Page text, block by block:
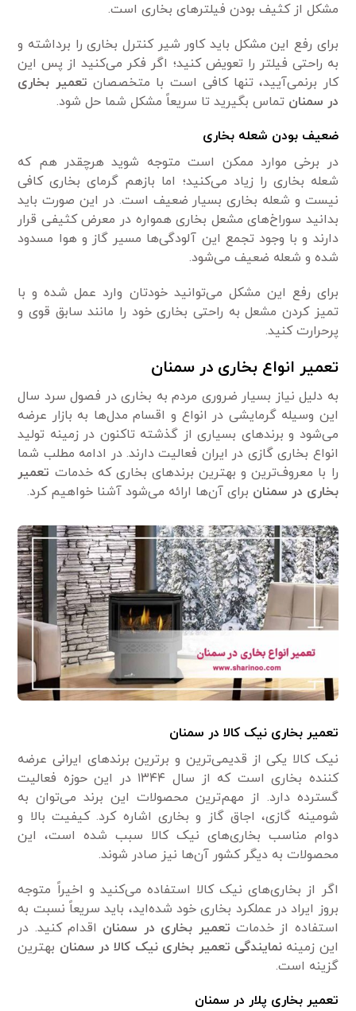
مشکل از کثیف بودن فیلتر‌های بخاری است.
برای رفع این مشکل باید کاور شیر کنترل بخاری را برداشته و
به راحتی فیلتر را تعویض کنید؛ اگر فکر می‌کنید از پس این
کار برنمی‌آیید، تنها کافی است با متخصصان تعمیر بخاری
در سمنان تماس بگیرید تا سریعاً مشکل شما حل شود.
ضعیف بودن شعله بخاری
در برخی موارد ممکن است متوجه شوید هرچقدر هم که
شعله بخاری را زیاد می‌کنید؛ اما بازهم گرمای بخاری کافی
نیست و شعله بخاری بسیار ضعیف است. در این صورت باید
بدانید سوراخ‌های مشعل بخاری همواره در معرض کثیفی قرار
دارند و با وجود تجمع این آلودگی‌ها مسیر گاز و هوا مسدود
شده و شعله ضعیف می‌شود.
برای رفع این مشکل می‌توانید خودتان وارد عمل شده و با
تمیز کردن مشعل به راحتی بخاری خود را مانند سابق قوی و
پرحرارت کنید.
تعمیر انواع بخاری در سمنان
به دلیل نیاز بسیار ضروری مردم به بخاری در فصول سرد سال
این وسیله گرمایشی در انواع و اقسام مدل‌ها به بازار عرضه
می‌شود و برند‌های بسیاری از گذشته تاکنون در زمینه تولید
انواع بخاری گازی در ایران فعالیت دارند. در ادامه مطلب شما
را با معروف‌ترین و بهترین برند‌های بخاری که خدمات تعمیر
بخاری در سمنان برای آن‌ها ارائه می‌شود آشنا خواهیم کرد.
تعمیر بخاری نیک کالا در سمنان
نیک کالا یکی از قدیمی‌ترین و برترین برند‌های ایرانی عرضه
کننده بخاری است که از سال ۱۳۴۴ در این حوزه فعالیت
گسترده دارد. از مهم‌ترین محصولات این برند می‌توان به
شومینه گازی، اجاق گاز و بخاری اشاره کرد. کیفیت بالا و
دوام مناسب بخاری‌های نیک کالا سبب شده است، این
محصولات به دیگر کشور آن‌ها نیز صادر شوند.
اگر از بخاری‌های نیک کالا استفاده می‌کنید و اخیراً متوجه
بروز ایراد در عملکرد بخاری خود شده‌اید، باید سریعاً نسبت به
استفاده از خدمات تعمیر بخاری در سمنان اقدام کنید. در
این زمینهنمایندگی تعمیر بخاری نیک کالا در سمنان بهترین
گزینه است.
تعمیر بخاری پلار در سمنان